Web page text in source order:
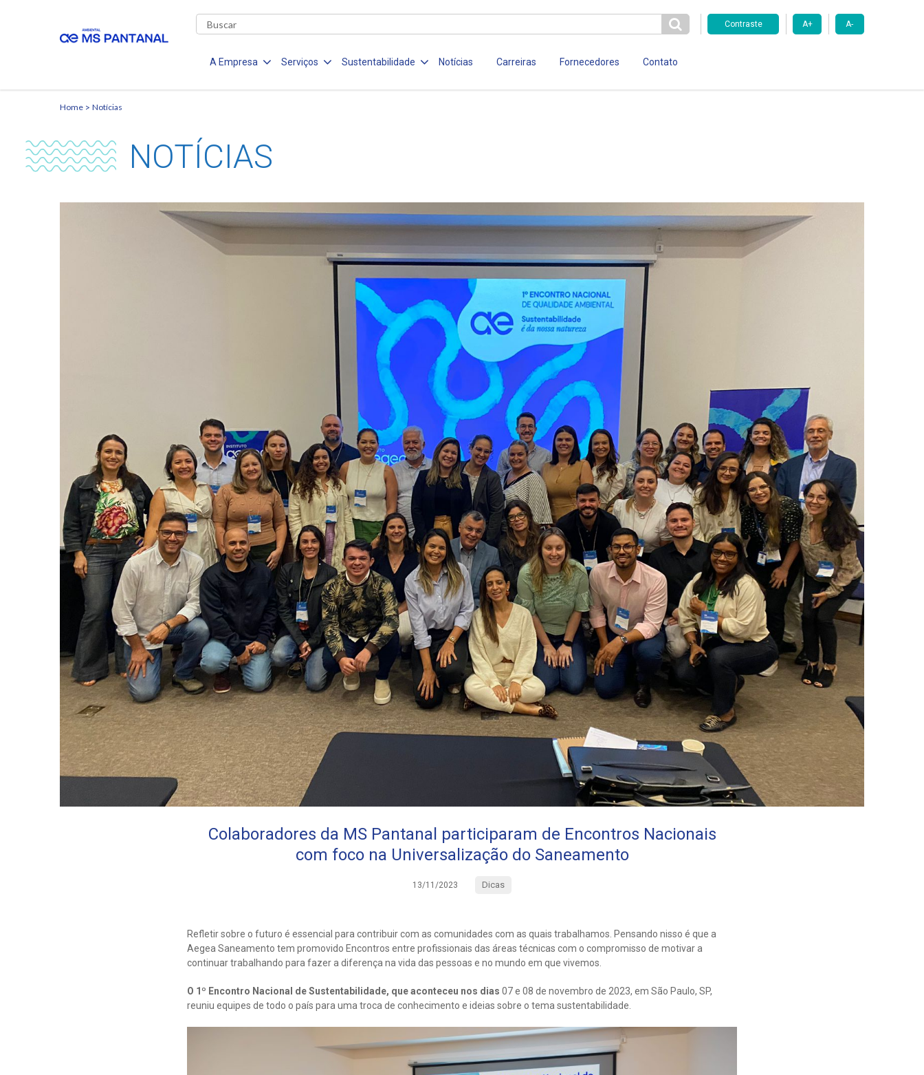
Contraste A+ A-
A Empresa Serviços Sustentabilidade Notícias Carreiras Fornecedores Contato
Home Notícias
NOTÍCIAS
Colaboradores da MS Pantanal participaram de Encontros Nacionais
com foco na Universalização do Saneamento
13/11/2023 Dicas
Refletir sobre o futuro é essencial para contribuir com as comunidades com as quais trabalhamos. Pensando nisso é que a
Aegea Saneamento tem promovido Encontros entre profissionais das áreas técnicas com o compromisso de motivar a
continuar trabalhando para fazer a diferença na vida das pessoas e no mundo em que vivemos.
O 1º Encontro Nacional de Sustentabilidade, que aconteceu nos dias 07 e 08 de novembro de 2023, em São Paulo, SP,
reuniu equipes de todo o país para uma troca de conhecimento e ideias sobre o tema sustentabilidade.